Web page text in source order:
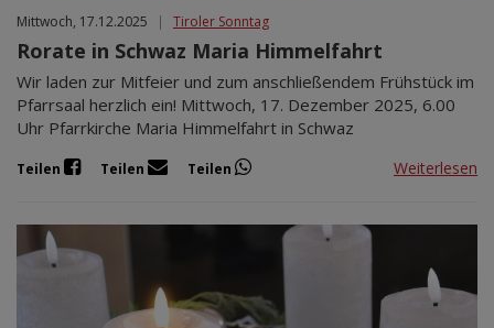
Mittwoch, 17.12.2025 | Tiroler Sonntag
Rorate in Schwaz Maria Himmelfahrt
Wir laden zur Mitfeier und zum anschließendem Frühstück im
Pfarrsaal herzlich ein! Mittwoch, 17. Dezember 2025, 6.00
Uhr Pfarrkirche Maria Himmelfahrt in Schwaz
Teilen Teilen Teilen Weiterlesen